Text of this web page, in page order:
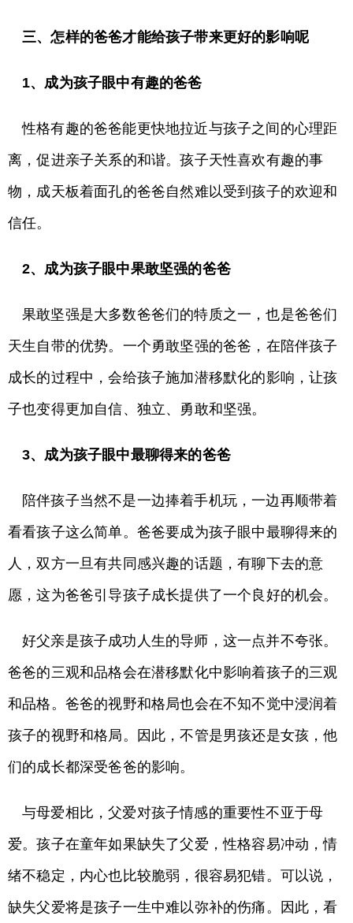
三、怎样的爸爸才能给孩子带来更好的影响呢
1、成为孩子眼中有趣的爸爸
性格有趣的爸爸能更快地拉近与孩子之间的心理距
离，促进亲子关系的和谐。孩子天性喜欢有趣的事
物，成天板着面孔的爸爸自然难以受到孩子的欢迎和
信任。
2、 成为孩子眼中果敢坚强的爸爸
果敢坚强是大多数爸爸们的特质之一，也是爸爸们
天生自带的优势。一个勇敢坚强的爸爸，在陪伴孩子
成长的过程中，会给孩子施加潜移默化的影响，让孩
子也变得更加自信、独立、勇敢和坚强。
3、 成为孩子眼中最聊得来的爸爸
陪伴孩子当然不是一边捧着手机玩，一边再顺带着
看看孩子这么简单。爸爸要成为孩子眼中最聊得来的
人，双方一旦有共同感兴趣的话题，有聊下去的意
愿，这为爸爸引导孩子成长提供了一个良好的机会。
好父亲是孩子成功人生的导师，这一点并不夸张。
爸爸的三观和品格会在潜移默化中影响着孩子的三观
和品格。爸爸的视野和格局也会在不知不觉中浸润着
孩子的视野和格局。因此，不管是男孩还是女孩，他
们的成长都深受爸爸的影响。
与母爱相比，父爱对孩子情感的重要性不亚于母
爱。孩子在童年如果缺失了父爱，性格容易冲动，情
绪不稳定，内心也比较脆弱，很容易犯错。可以说，
缺失父爱将是孩子一生中难以弥补的伤痛。因此，看